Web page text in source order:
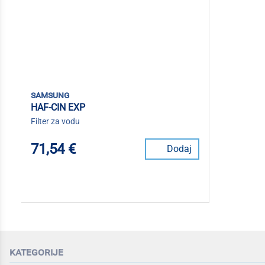
samsung
HAF-CIN EXP
Filter za vodu
71,54 € Dodaj
kategorije